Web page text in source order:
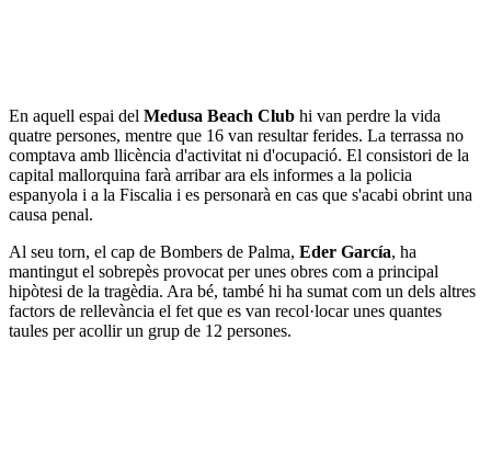
En aquell espai del Medusa Beach Club hi van perdre la vida
quatre persones, mentre que 16 van resultar ferides. La terrassa no
comptava amb llicència d'activitat ni d'ocupació. El consistori de la
capital mallorquina farà arribar ara els informes a la policia
espanyola i a la Fiscalia i es personarà en cas que s'acabi obrint una
causa penal.
Al seu torn, el cap de Bombers de Palma, Eder García, ha
mantingut el sobrepès provocat per unes obres com a principal
hipòtesi de la tragèdia. Ara bé, també hi ha sumat com un dels altres
factors de rellevància el fet que es van recol·locar unes quantes
taules per acollir un grup de 12 persones.